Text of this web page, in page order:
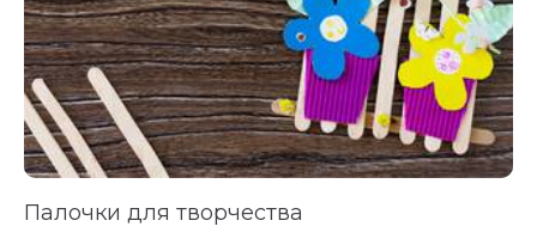
Палочки для творчества